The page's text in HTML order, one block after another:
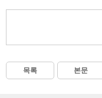
목록 본문